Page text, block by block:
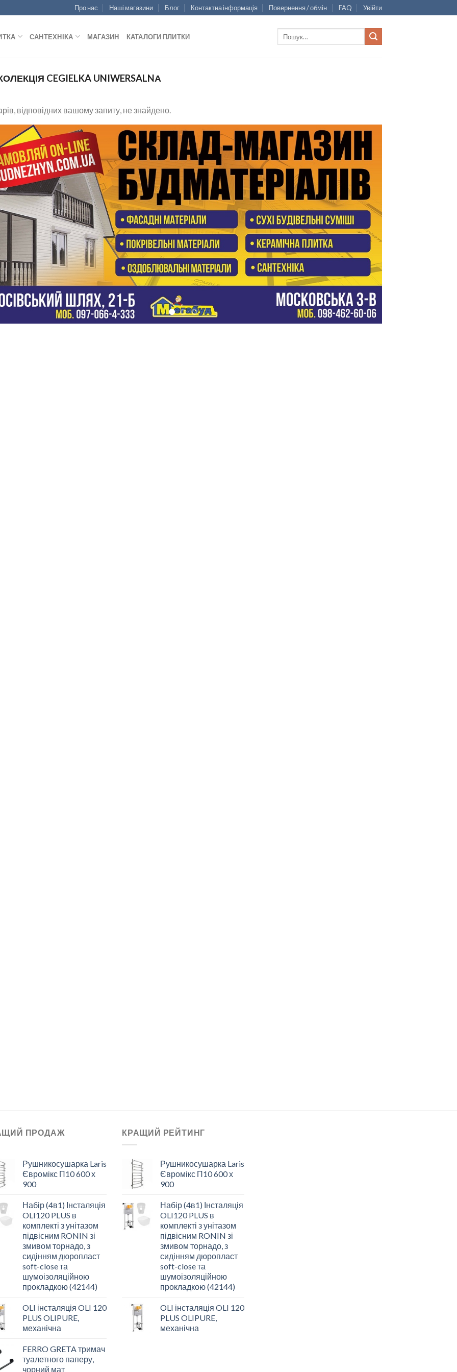
Про нас Наші магазини Блог Контактна інформація Повернення / обмін FAQ Увійти
САНТЕХНІКА МАГАЗИН КАТАЛОГИ ПЛИТКИ
CEGIELKA UNIWERSALNА
відповідних вашому запиту, не знайдено.
ПРОДАЖ
Рушникосушарка Laris
Євромікс П10 600 х
900
Набір (4в1) Інсталяція
OLI120 PLUS в
комплекті з унітазом
підвісним RONIN зі
змивом торнадо, з
сидінням дюропласт
soft-close та
шумоізоляційною
прокладкою (42144)
OLI інсталяція OLI 120
PLUS OLIPURE,
механічна
FERRO GRETA тримач
туалетного паперу,
чорний мат
КРАЩИЙ РЕЙТИНГ
Рушникосушарка Laris
Євромікс П10 600 х
900
Набір (4в1) Інсталяція
OLI120 PLUS в
комплекті з унітазом
підвісним RONIN зі
змивом торнадо, з
сидінням дюропласт
soft-close та
шумоізоляційною
прокладкою (42144)
OLI інсталяція OLI 120
PLUS OLIPURE,
механічна